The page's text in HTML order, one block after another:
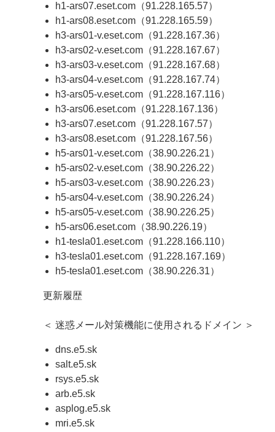
h1-ars07.eset.com（91.228.165.57）
h1-ars08.eset.com（91.228.165.59）
h3-ars01-v.eset.com（91.228.167.36）
h3-ars02-v.eset.com（91.228.167.67）
h3-ars03-v.eset.com（91.228.167.68）
h3-ars04-v.eset.com（91.228.167.74）
h3-ars05-v.eset.com（91.228.167.116）
h3-ars06.eset.com（91.228.167.136）
h3-ars07.eset.com（91.228.167.57）
h3-ars08.eset.com（91.228.167.56）
h5-ars01-v.eset.com（38.90.226.21）
h5-ars02-v.eset.com（38.90.226.22）
h5-ars03-v.eset.com（38.90.226.23）
h5-ars04-v.eset.com（38.90.226.24）
h5-ars05-v.eset.com（38.90.226.25）
h5-ars06.eset.com（38.90.226.19）
h1-tesla01.eset.com（91.228.166.110）
h3-tesla01.eset.com（91.228.167.169）
h5-tesla01.eset.com（38.90.226.31）
更新履歴
＜ 迷惑メール対策機能に使用されるドメイン ＞
dns.e5.sk
salt.e5.sk
rsys.e5.sk
arb.e5.sk
asplog.e5.sk
mri.e5.sk